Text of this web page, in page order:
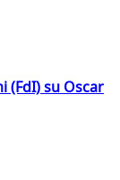
(FdI) su Oscar